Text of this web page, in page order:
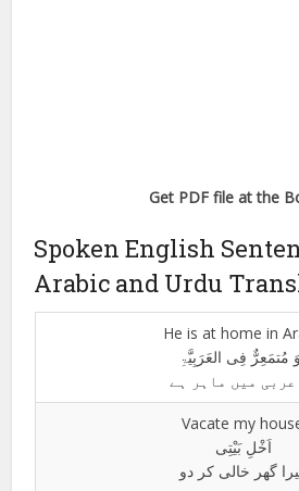
Get PDF file at the
Spoken English
Arabic and Urdu
He is at home in
مُتمَعِرٌّ فِی العَرَبِیَّۃِ
عربی میں ماہر ہے
Vacate my
اَخْلِ بَیْتِی
گھر خالی کر دو